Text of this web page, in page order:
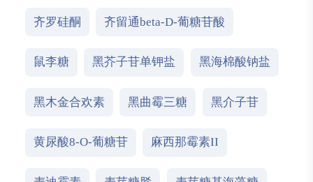
齐罗硅酮 齐留通beta-D-葡糖苷酸
鼠李糖 黑芥子苷单钾盐 黑海棉酸钠盐
黑木金合欢素 黑曲霉三糖 黑介子苷
黄尿酸8-O-葡糖苷 麻西那霉素II